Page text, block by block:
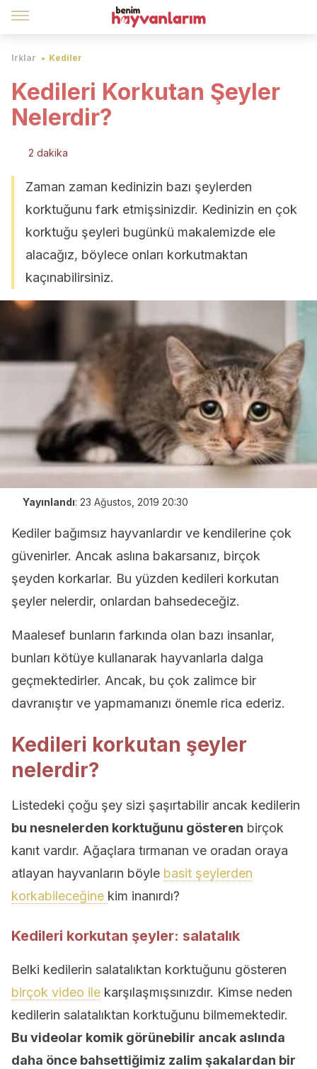
Irklar Kediler
Kedileri Korkutan Şeyler
Nelerdir?
2 dakika
Zaman zaman kedinizin bazı şeylerden
korktuğunu fark etmişsinizdir. Kedinizin en çok
korktuğu şeyleri bugünkü makalemizde ele
alacağız, böylece onları korkutmaktan
kaçınabilirsiniz.
Yayınlandı: 23 Ağustos, 2019 20:30
Kediler bağımsız hayvanlardır ve kendilerine çok
güvenirler. Ancak aslına bakarsanız, birçok
şeyden korkarlar. Bu yüzden kedileri korkutan
şeyler nelerdir, onlardan bahsedeceğiz.
Maalesef bunların farkında olan bazı insanlar,
bunları kötüye kullanarak hayvanlarla dalga
geçmektedirler. Ancak, bu çok zalimce bir
davranıştır ve yapmamanızı önemle rica ederiz.
Kedileri korkutan şeyler
nelerdir?
Listedeki çoğu şey sizi şaşırtabilir ancak kedilerin
bu nesnelerden korktuğunu gösteren birçok
kanıt vardır. Ağaçlara tırmanan ve oradan oraya
atlayan hayvanların böyle basit şeylerden
korkabileceğine kim inanırdı?
Kedileri korkutan şeyler: salatalık
Belki kedilerin salatalıktan korktuğunu gösteren
birçok video ile karşılaşmışsınızdır. Kimse neden
kedilerin salatalıktan korktuğunu bilmemektedir.
Bu videolar komik görünebilir ancak aslında
daha önce bahsettiğimiz zalim şakalardan bir